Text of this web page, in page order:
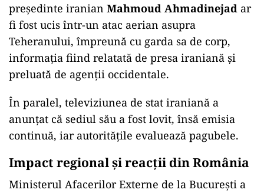
președinte iranian Mahmoud Ahmadinejad ar
fi fost ucis într-un atac aerian asupra
Teheranului, împreună cu garda sa de corp,
informația fiind relatată de presa iraniană și
preluată de agenții occidentale.
În paralel, televiziunea de stat iraniană a
anunțat că sediul său a fost lovit, însă emisia
continuă, iar autoritățile evaluează pagubele.
Impact regional și reacții din România
Ministerul Afacerilor Externe de la București a